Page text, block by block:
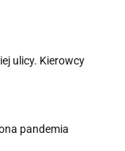
ulicy. Kierowcy
pandemia